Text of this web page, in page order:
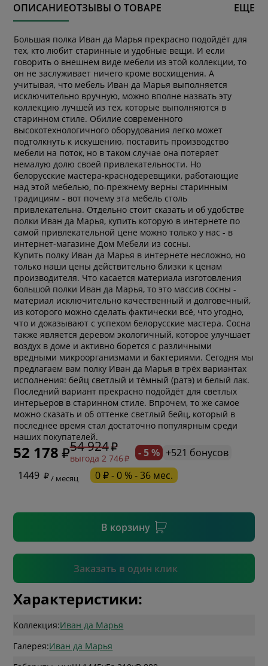
ОПИСАНИЕОТЗЫВЫ О ТОВАРЕ ЕЩЕ
Большая полка Иван да Марья прекрасно подойдёт для
тех, кто любит старинные и удобные вещи. И если
говорить о внешнем виде мебели из этой коллекции, то
он не заслуживает ничего кроме восхищения. А
учитывая, что мебель Иван да Марья выполняется
исключительно вручную, можно вполне назвать эту
коллекцию лучшей из тех, которые выполняются в
старинном стиле. Обилие современного
высокотехнологичного оборудования легко может
подтолкнуть к искушению, поставить производство
мебели на поток, но в таком случае она потеряет
немалую долю своей привлекательности. Но
белорусские мастера-краснодеревщики, работающие
над этой мебелью, по-прежнему верны старинным
традициям - вот почему эта мебель столь
привлекательна. Отдельно стоит сказать и об удобстве
полки Иван да Марья, купить которую в интернете по
самой привлекательной цене можно только у нас - в
интернет-магазине Дом Мебели из сосны.
Купить полку Иван да Марья в интернете несложно, но
только наши цены действительно близки к ценам
производителя. Что касается материала изготовления
большой полки Иван да Марья, то это массив сосны -
материал исключительно качественный и долговечный,
из которого можно сделать фактически всё, что угодно,
что и доказывают с успехом белорусские мастера. Сосна
также является деревом экологичный, которое улучшает
воздух в доме и активно борется с различными
вредными микроорганизмами и бактериями. Сегодня мы
предлагаем вам полку Иван да Марья в трёх вариантах
исполнения: бейц светлый и тёмный (ратэ) и белый лак.
Последний вариант прекрасно подойдёт для светлых
интерьеров в старинном стиле. Впрочем, то же самое
можно сказать и об оттенке светлый бейц, который в
последнее время стал достаточно популярным среди
наших покупателей.
52 178 54 924
выгода 2 746 - 5 % +521 бонусов
1449
/ месяц 0 ₽ - 0 % - 36 мес.
В корзину
Заказать в один клик
* необязательное поле
Подтвердить
Характеристики:
Коллекция:Иван да Марья
Галерея:Иван да Марья